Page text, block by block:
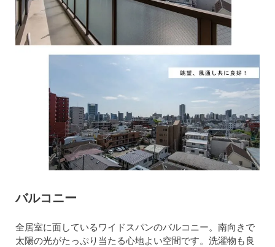
バルコニー
全居室に面しているワイドスパンのバルコニー。南向きで
太陽の光がたっぷり当たる心地よい空間です。洗濯物も良